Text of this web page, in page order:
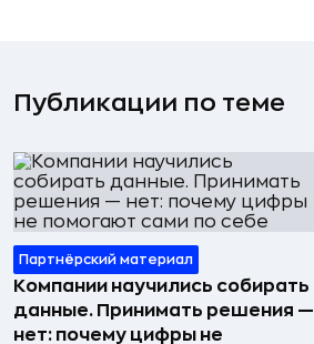
Публикации по теме
Партнёрский материал
Компании научились собирать
данные. Принимать решения —
нет: почему цифры не